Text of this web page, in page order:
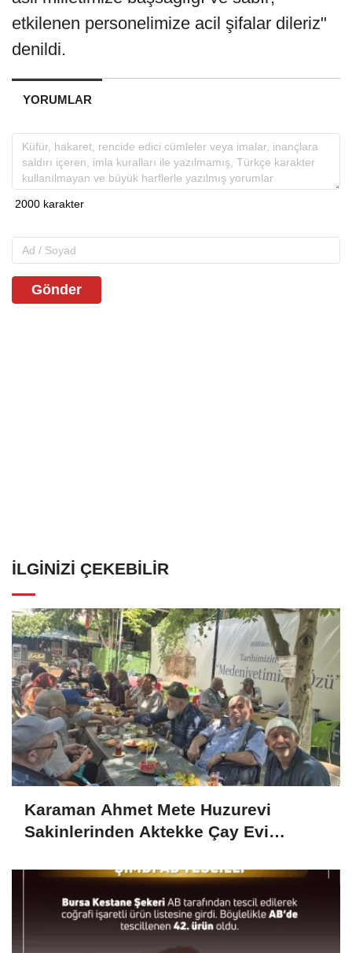
etkilenen personelimize acil şifalar dileriz"
denildi.
YORUMLAR
Gönder
İLGINIZI ÇEKEBILIR
Karaman Ahmet Mete Huzurevi
Sakinlerinden Aktekke Çay Evi